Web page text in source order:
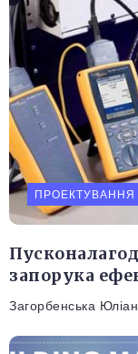
ПРОЕКТУВАННЯ
запорука
Загорбенська